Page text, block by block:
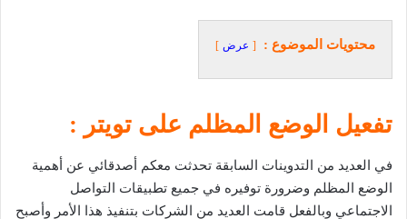
محتويات الموضوع : عرض
تفعيل الوضع المظلم على تويتر :
في العديد من التدوينات السابقة تحدثت معكم أصدقائي عن أهمية
الوضع المظلم وضرورة توفيره في جميع تطبيقات التواصل
الاجتماعي وبالفعل قامت العديد من الشركات بتنفيذ هذا الأمر وأصبح